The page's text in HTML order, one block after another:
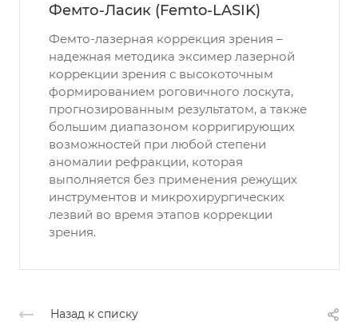
Фемто-Ласик (Femto-LASIK)
Фемто-лазерная коррекция зрения –
надежная методика эксимер лазерной
коррекции зрения с высокоточным
формированием роговичного лоскута,
прогнозированным результатом, а также
большим диапазоном корригирующих
возможностей при любой степени
аномалии рефракции, которая
выполняется без применения режущих
инструментов и микрохирургических
лезвий во время этапов коррекции
зрения.
Назад к списку